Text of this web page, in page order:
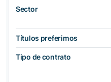
Sector
Títulos preferimos
Tipo de contrato